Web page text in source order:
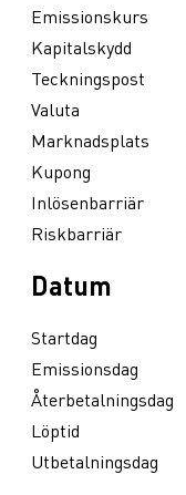
Emissionskurs
Kapitalskydd
Teckningspost
Valuta
Marknadsplats
Kupong
Inlösenbarriär
Riskbarriär
Datum
Startdag
Emissionsdag
Återbetalningsdag
Löptid
Utbetalningsdag